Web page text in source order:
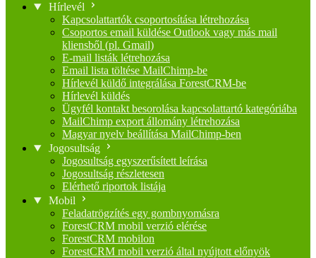
Hírlevél
Kapcsolattartók csoportosítása létrehozása
Csoportos email küldése Outlook vagy más mail
kliensből (pl. Gmail)
E-mail listák létrehozása
Email lista töltése MailChimp-be
Hírlevél küldő integrálása ForestCRM-be
Hírlevél küldés
Ügyfél kontakt besorolása kapcsolattartó kategóriába
MailChimp export állomány létrehozása
Magyar nyelv beállítása MailChimp-ben
Jogosultság
Jogosultság egyszerűsített leírása
Jogosultság részletesen
Elérhető riportok listája
Mobil
Feladatrögzítés egy gombnyomásra
ForestCRM mobil verzió elérése
ForestCRM mobilon
ForestCRM mobil verzió által nyújtott előnyök